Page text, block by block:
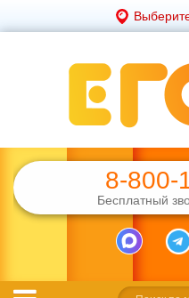
8-800-
Бесплатный